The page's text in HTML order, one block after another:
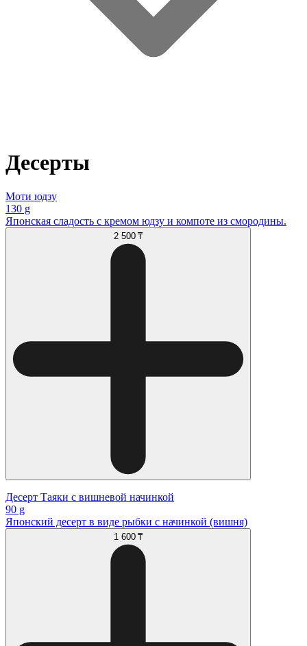
Десерты
Моти юдзу
130 g
Японская сладость с кремом юдзу и компоте из смородины.
2 500 ₸
Десерт Таяки с вишневой начинкой
90 g
Японский десерт в виде рыбки с начинкой (вишня)
1 600 ₸